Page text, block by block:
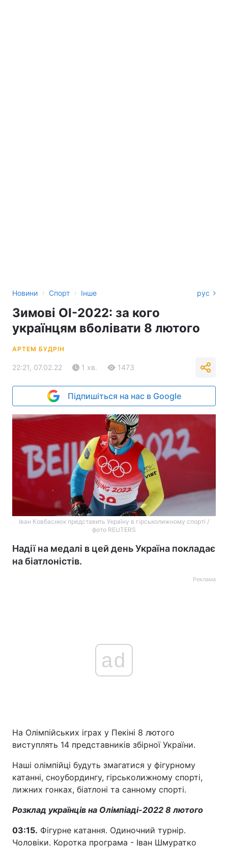
Новини › Спорт › Інше рус
Зимові ОІ-2022: за кого
українцям вболівати 8 лютого
АРТЕМ БУДРІН
22:21, 07.02.22 1 хв. 1473
Підпишіться на нас в Google
Іван Ковбаснюк представить Україну в гірськолижному спорті /
фото REUTERS
Надії на медалі в цей день Україна покладає
на біатлоністів.
Реклама
ad
На Олімпійських іграх у Пекіні 8 лютого
виступлять 14 представників збірної України.
Наші олімпійці будуть змагатися у фігурному
катанні, сноубордингу, гірськолижному спорті,
лижних гонках, біатлоні та санному спорті.
Розклад українців на Олімпіаді-2022 8 лютого
03:15. Фігурне катання. Одиночний турнір.
Чоловіки. Коротка програма - Іван Шмуратко